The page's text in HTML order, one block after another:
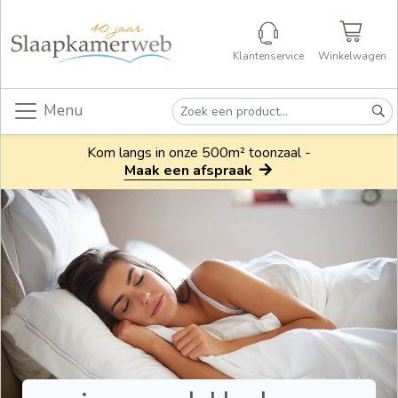
Klantenservice Winkelwagen
Menu
Kom langs in onze 500m² toonzaal -
Maak een afspraak